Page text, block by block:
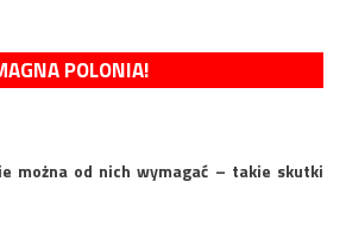
POLONIA!
można od nich wymagać – takie skutki